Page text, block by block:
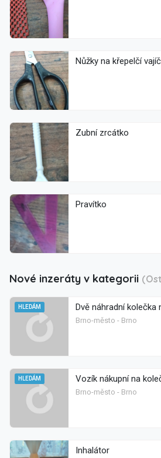
Nůžky na křepelčí
Zubní zrcátko
Pravítko
Nové inzeráty v kategorii
HLEDÁM Dvě náhradní kolečka
Brno-město - Brno
HLEDÁM Vozík nákupní
Brno-město - Brno
Inhalátor